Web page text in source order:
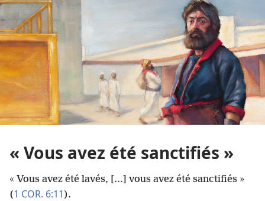
« Vous avez été sanctifiés »
« Vous avez été lavés, [...] vous avez été sanctifiés »
(1 COR. 6:11 ).